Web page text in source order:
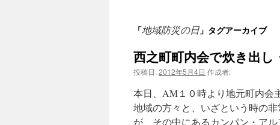
ン
「地域防災の日 」タグアーカイブ
西之町町内会で炊き出し
投稿日:2012年5月4日 作成者:
本日、AM１０時より地元町内会
地域の方々と、いざという時の
が、その中にあるカンパン・ア